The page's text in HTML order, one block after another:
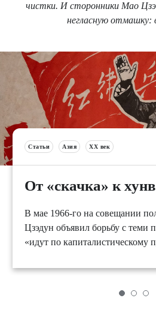
чистки. И сторонники Мао
негласную отмашку:
Статьи Азия XX век
От «скачка» к
В мае 1966-го на совещании
Цзэдун объявил борьбу с теми
«идут по капиталистическому